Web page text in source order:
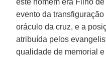
evento da
oráculo da cruz, e a
atribuída pelos
qualidade de memorial